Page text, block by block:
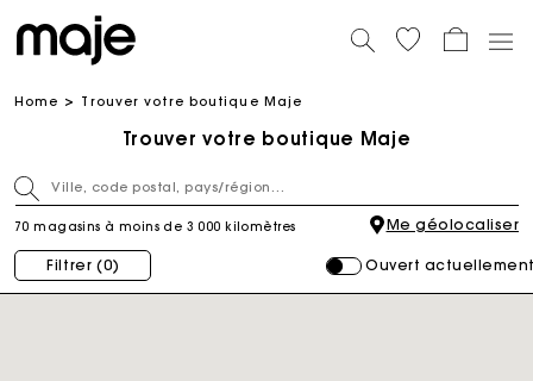
Home Trouver votre boutique Maje
Trouver votre boutique Maje
70 magasins à moins de 3 000 kilomètres Me géolocaliser
Filtrer(0) Ouvert